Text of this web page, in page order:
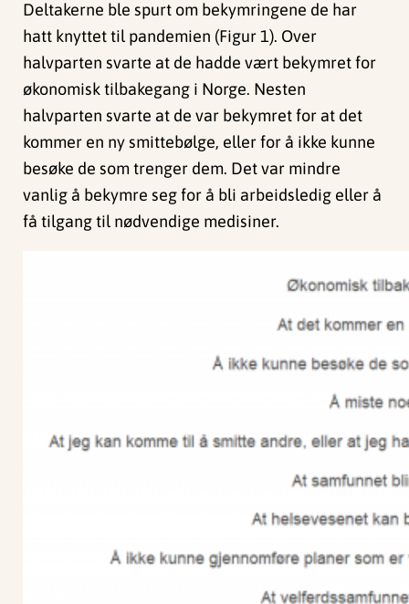
Deltakerne ble spurt om bekymringene de har
hatt knyttet til pandemien (Figur 1). Over
halvparten svarte at de hadde vært bekymret for
økonomisk tilbakegang i Norge. Nesten
halvparten svarte at de var bekymret for at det
kommer en ny smittebølge, eller for å ikke kunne
besøke de som trenger dem. Det var mindre
vanlig å bekymre seg for å bli arbeidsledig eller å
få tilgang til nødvendige medisiner.